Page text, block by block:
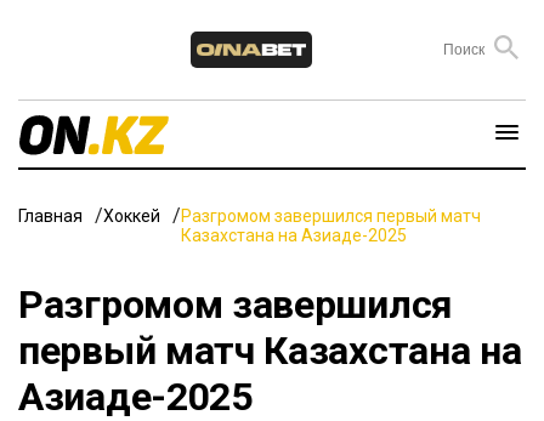
Главная Хоккей
Разгромом завершился первый матч
Казахстана на Азиаде-2025
Разгромом завершился
первый матч Казахстана на
Азиаде-2025